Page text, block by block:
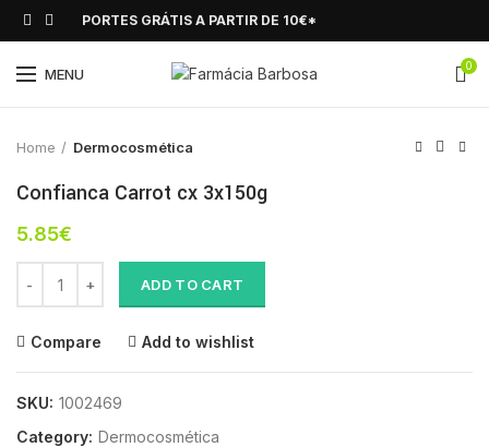
PORTES GRÁTIS A PARTIR DE 10€*
MENU 0
Click to enlarge
Home Dermocosmética
Confianca Carrot cx 3x150g
5.85€
ADD TO CART
Compare Add to wishlist
SKU: 1002469
Category: Dermocosmética